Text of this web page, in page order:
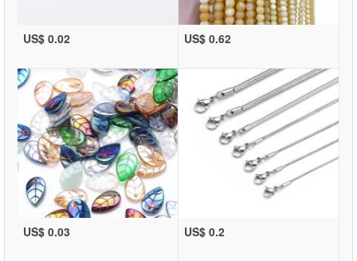
US$ 0.02 US$ 0.62
US$ 0.03 US$ 0.2